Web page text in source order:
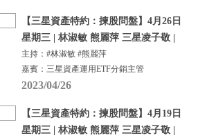
【三星資產特約：揀股問盤】4月26日
星期三 | 林淑敏 熊麗萍 三星凌子敬 |
主持：#林淑敏 #熊麗萍
嘉賓：三星資產運用ETF分銷主管
2023/04/26
【三星資產特約：揀股問盤】4月19日
星期三 | 林淑敏 熊麗萍 三星凌子敬 |